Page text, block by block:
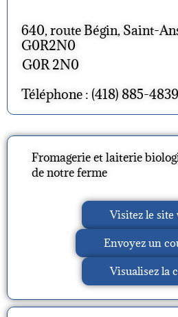
640, route Bégin, Saint-
G0R2N0
G0R 2N0
Téléphone : (418) 885-4839
Fromagerie et laiterie
de notre ferme
Visitez le site
Envoyez un
Visualisez la